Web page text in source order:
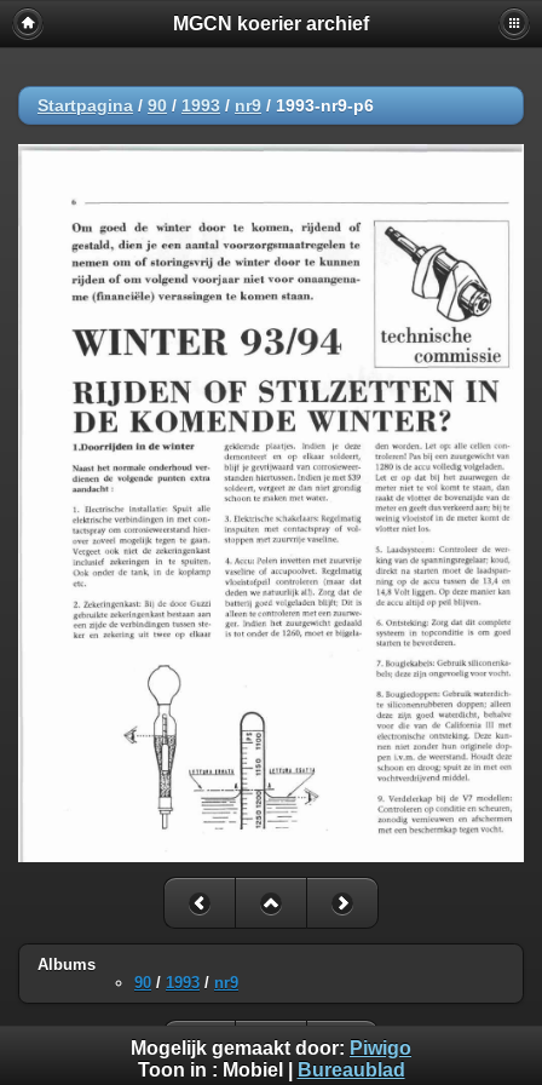
MGCN koerier archief
Startpagina / 90 / 1993 / nr9 / 1993-nr9-p6
Albums
90 / 1993 / nr9
Mogelijk gemaakt door: Piwigo
Toon in : Mobiel Bureaublad